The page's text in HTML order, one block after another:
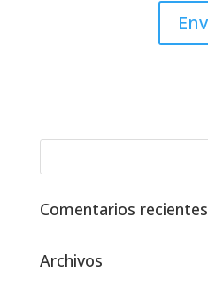
Comentarios recientes
Archivos